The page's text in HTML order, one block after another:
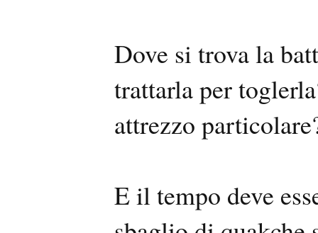
Dove si trova la
trattarla per
attrezzo
E il tempo deve